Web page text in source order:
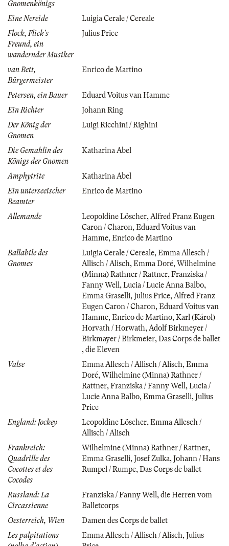
Gnomenkönigs
Eine Nereide
Luigia Cerale / Cereale
Flock, Flick's
Freund, ein
wandernder Musiker
Julius Price
van Bett,
Bürgermeister
Enrico de Martino
Petersen, ein Bauer
Eduard Voitus van Hamme
Ein Richter
Johann Ring
Der König der
Gnomen
Luigi Ricchini / Righini
Die Gemahlin des
Königs der Gnomen
Katharina Abel
Amphytrite
Katharina Abel
Ein unterseeischer
Beamter
Enrico de Martino
Allemande Leopoldine Löscher, Alfred Franz Eugen
Caron / Charon, Eduard Voitus van
Hamme, Enrico de Martino
Ballabile des
Gnomes
Luigia Cerale / Cereale, Emma Allesch /
Allisch / Alisch, Emma Doré, Wilhelmine
(Minna) Rathner / Rattner, Franziska /
Fanny Well , Lucia / Lucie Anna Balbo,
Emma Graselli, Julius Price, Alfred Franz
Eugen Caron / Charon, Eduard Voitus van
Hamme, Enrico de Martino, Karl (Károl)
Horvath / Horwath, Adolf Birkmeyer /
Birkmayer / Birkmeier, Das Corps de ballet
, die Eleven
Valse
Emma Allesch / Allisch / Alisch, Emma
Doré, Wilhelmine (Minna) Rathner /
Rattner, Franziska / Fanny Well , Lucia /
Lucie Anna Balbo, Emma Graselli, Julius
Price
England: Jockey
Leopoldine Löscher, Emma Allesch /
Allisch / Alisch
Frankreich:
Quadrille des
Cocottes et des
Cocodes
Wilhelmine (Minna) Rathner / Rattner,
Emma Graselli, Josef Zulka, Johann / Hans
Rumpel / Rumpe, Das Corps de ballet
Russland: La
Circassienne
Franziska / Fanny Well , die Herren vom
Balletcorps
Oesterreich, Wien
Damen des Corps de ballet
Les palpitations
Emma Allesch / Allisch / Alisch, Julius